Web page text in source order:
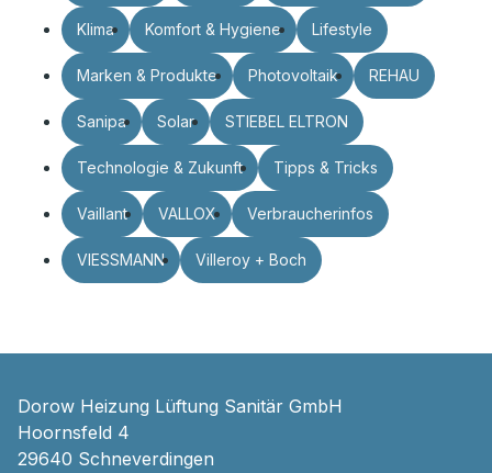
Klima Komfort & Hygiene Lifestyle
Marken & Produkte Photovoltaik REHAU
Sanipa Solar STIEBEL ELTRON
Technologie & Zukunft Tipps & Tricks
Vaillant VALLOX Verbraucherinfos
VIESSMANN Villeroy + Boch
Dorow Heizung Lüftung Sanitär GmbH
Hoornsfeld 4
29640 Schneverdingen